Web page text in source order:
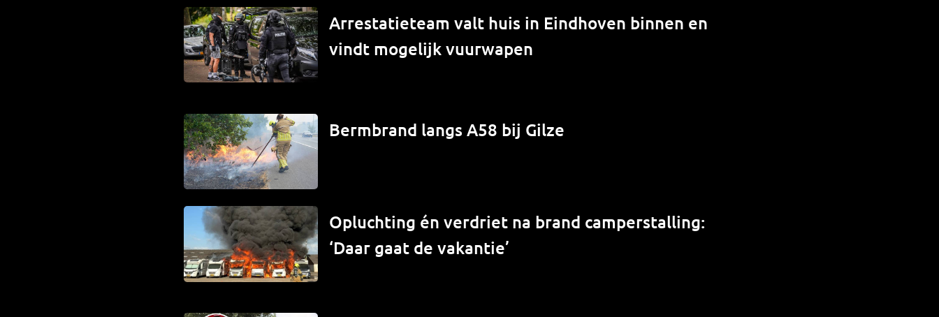
Arrestatieteam valt huis in Eindhoven binnen en
vindt mogelijk vuurwapen
Bermbrand langs A58 bij Gilze
Opluchting én verdriet na brand camperstalling:
‘Daar gaat de vakantie’